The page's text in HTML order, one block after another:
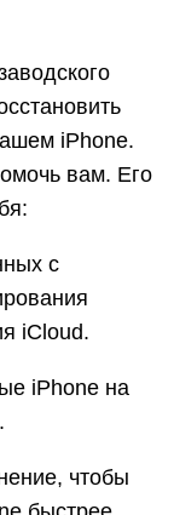
iPhone.
вам. Его
с
iCloud.
iPhone на
чтобы